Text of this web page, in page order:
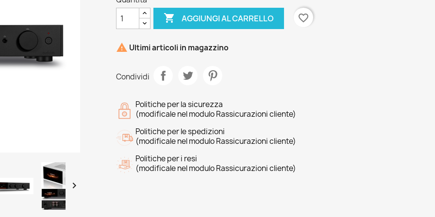

 AGGIUNGI AL CARRELLO favorite_border
 Ultimi articoli in magazzino
Condividi
Politiche per la sicurezza
(modificale nel modulo Rassicurazioni cliente)
Politiche per le spedizioni
(modificale nel modulo Rassicurazioni cliente)
Politiche per i resi
(modificale nel modulo Rassicurazioni cliente)